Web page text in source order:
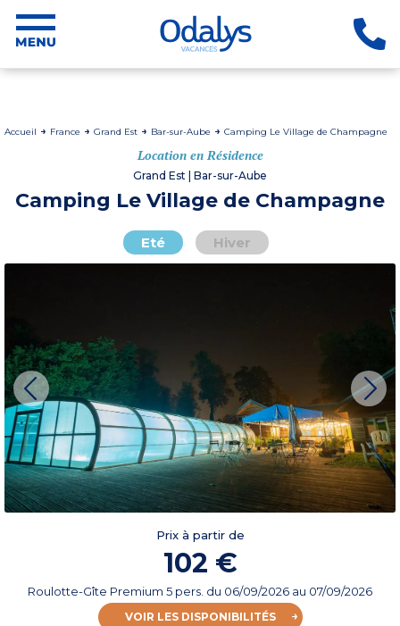
Accueil France Grand Est Bar-sur-Aube Camping Le Village de Champagne
Location en Résidence
Grand Est | Bar-sur-Aube
Camping Le Village de Champagne
Eté Hiver
Prix à partir de
102 €
Roulotte-Gîte Premium 5 pers. du 06/09/2026 au 07/09/2026
VOIR LES DISPONIBILITÉS